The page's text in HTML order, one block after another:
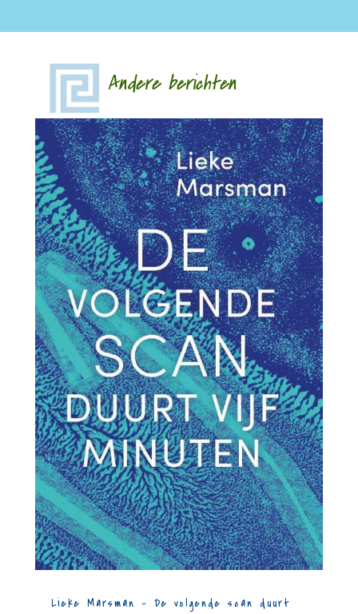
Andere berichten
Lieke Marsman – De volgende scan duurt